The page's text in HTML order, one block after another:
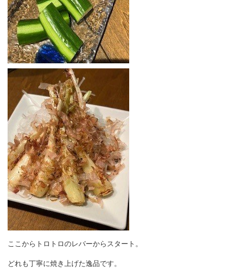
ここからトロトロのレバーからスタート。
どれも丁寧に焼き上げた逸品です。